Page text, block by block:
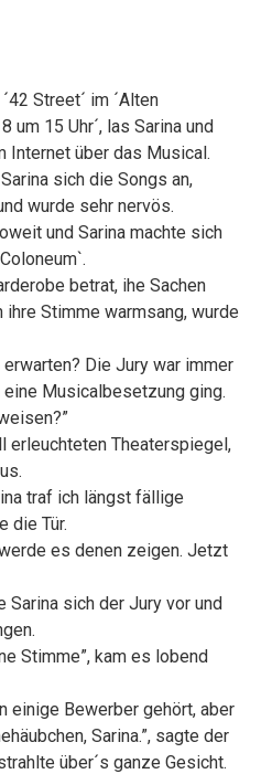
Street´ im ´Alten
um 15 Uhr´, las Sarina und
Internet über das Musical.
sich die Songs an,
wurde sehr nervös.
und Sarina machte sich
betrat, ihe Sachen
Stimme warmsang, wurde
Die Jury war immer
Musicalbesetzung ging.
erleuchteten Theaterspiegel,
traf ich längst fällige
die Tür.
es denen zeigen. Jetzt
sich der Jury vor und
Stimme”, kam es lobend
einige Bewerber gehört, aber
Sarina.”, sagte der
über´s ganze Gesicht.